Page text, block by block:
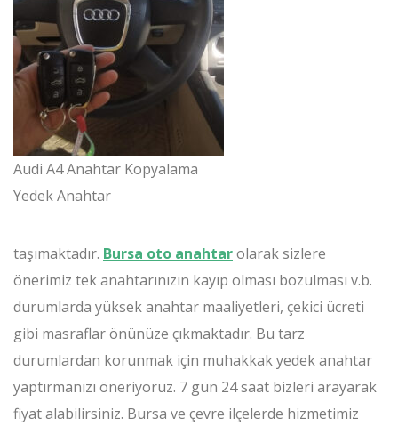
Audi A4 Anahtar Kopyalama
Yedek Anahtar
taşımaktadır. Bursa oto anahtarolarak sizlere
önerimiz tek anahtarınızın kayıp olması bozulması v.b.
durumlarda yüksek anahtar maaliyetleri, çekici ücreti
gibi masraflar önünüze çıkmaktadır. Bu tarz
durumlardan korunmak için muhakkak yedek anahtar
yaptırmanızı öneriyoruz. 7 gün 24 saat bizleri arayarak
fiyat alabilirsiniz. Bursa ve çevre ilçelerde hizmetimiz